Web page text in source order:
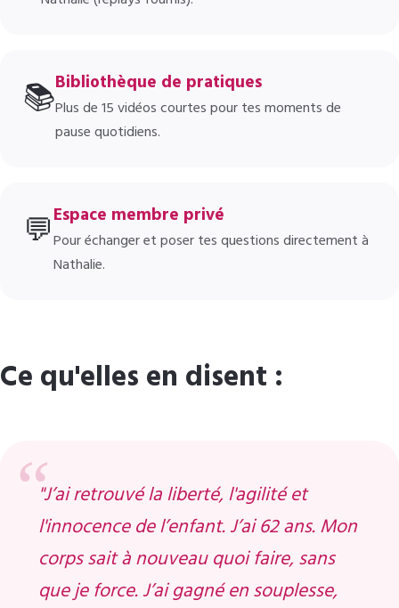
📚Bibliothèque de pratiques
Plus de 15 vidéos courtes pour tes moments de
pause quotidiens.
💬Espace membre privé
Pour échanger et poser tes questions directement à
Nathalie.
Ce qu'elles en disent :
"J’ai retrouvé la liberté, l'agilité et
l'innocence de l’enfant. J’ai 62 ans. Mon
corps sait à nouveau quoi faire, sans
que je force. J’ai gagné en souplesse,